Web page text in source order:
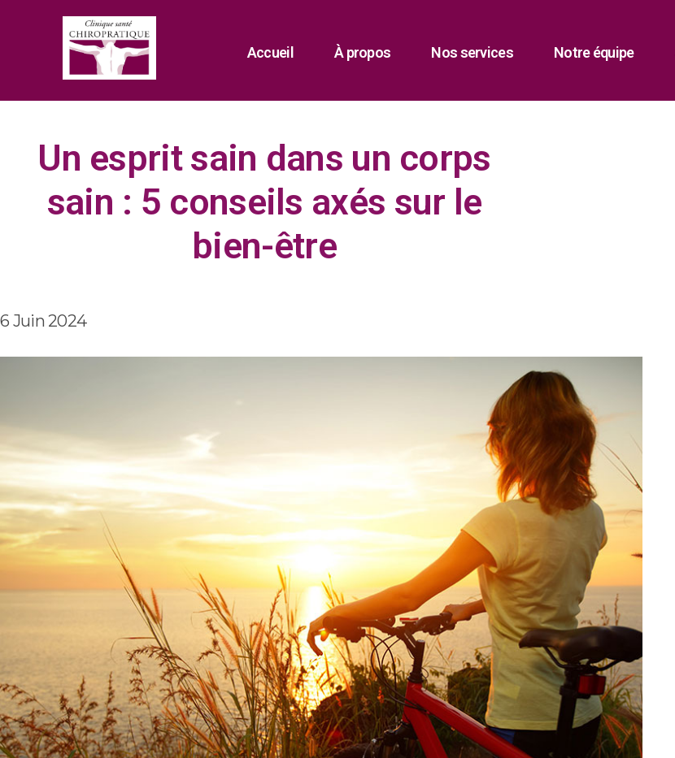
Accueil À propos Nos services Notre équipe
Un esprit sain dans un corps
sain : 5 conseils axés sur le
bien-être
6 Juin 2024